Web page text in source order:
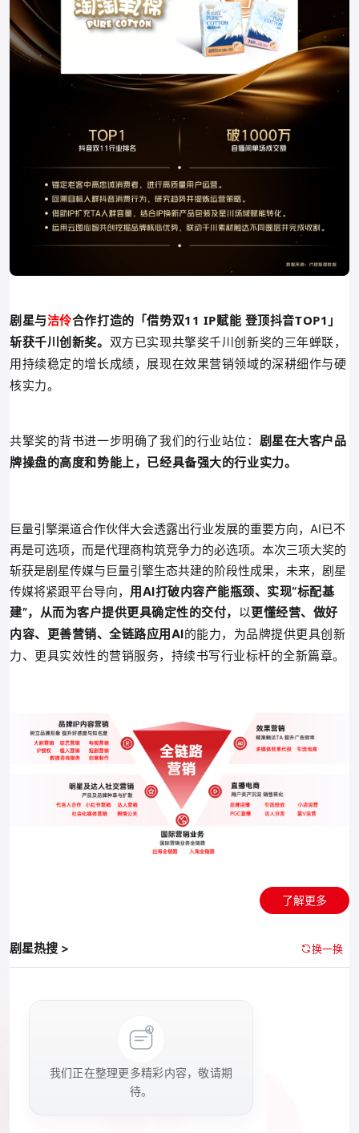
剧星与洁伶合作打造的 「借势双11 IP赋能 登顶抖音TOP1 」
斩获千川创新奖。 双方已实现共擎奖千川创新奖的三年蝉联，
用持续稳定的增长成绩，展现在效果营销领域的深耕细作与硬
核实力。
共擎奖的背书进一步明确了我们的行业站位： 剧星在大客户品
牌操盘的高度和势能上，已经具备强大的行业实力。
巨量引擎渠道合作伙伴大会透露出行业发展的重要方向， AI已不
再是可选项，而是代理商构筑竞争力的必选项。 本次三项大奖的
斩获是剧星传媒与巨量引擎生态共建的阶段性成果，未来，剧星
传媒将紧跟平台导向， 用AI打破内容产能瓶颈、实现“标配基
建”， 从而为客户提供更具确定性的交付， 以更懂经营、做好
内容、更善营销、全链路应用AI的能力， 为品牌提供更具创新
力、更具实效性的营销服务， 持续书写行业标杆的全新篇章。
了解更多
剧星热搜 > 换一换
我们正在整理更多精彩内容，敬请期
待。